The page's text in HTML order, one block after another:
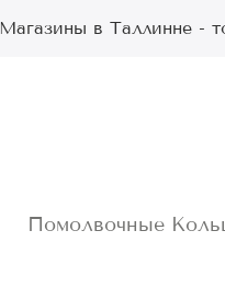
Магазины в Таллинне -
Помолвочные